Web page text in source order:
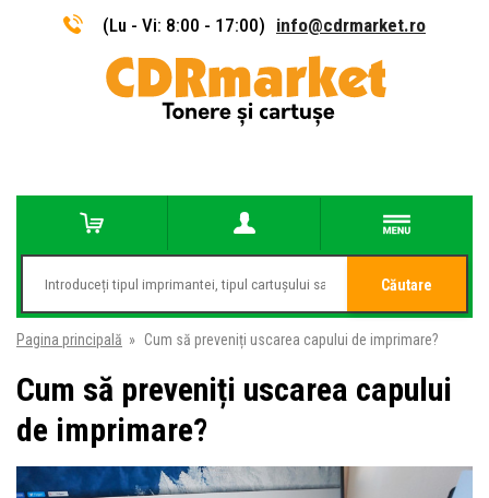
(Lu - Vi: 8:00 - 17:00) info@cdrmarket.ro
Căutare
Pagina principală » Cum să preveniți uscarea capului de imprimare?
Cum să preveniți uscarea capului
de imprimare?